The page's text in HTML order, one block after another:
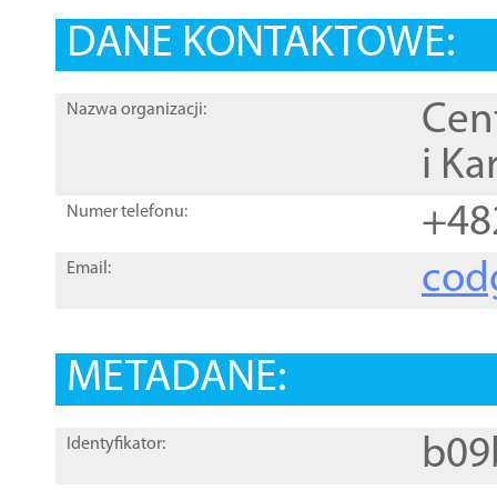
DANE KONTAKTOWE:
Nazwa organizacji:
i
Numer telefonu:
Email:
METADANE:
Identyfikator: